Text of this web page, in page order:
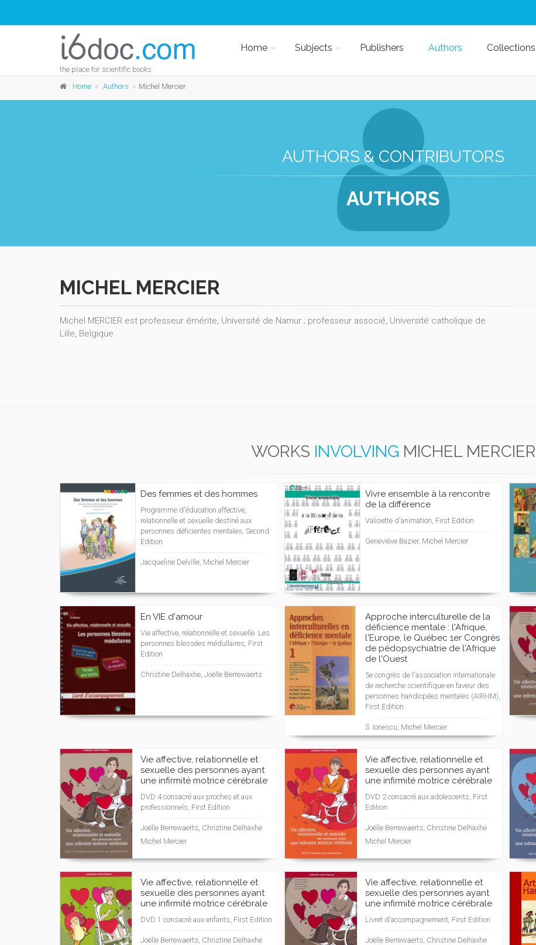
the place for scientific books
Home Subjects Publishers Authors Collections
Home Authors Michel Mercier
AUTHORS & CONTRIBUTORS
AUTHORS
MICHEL MERCIER
Michel MERCIER est professeur émérite, Université de Namur ; professeur associé, Université catholique de
Lille, Belgique.
WORKS INVOLVING MICHEL MERCIER
Des femmes et des hommes
Programme d'éducation affective,
relationnelle et sexuelle destiné aux
personnes déficientes mentales, Second
Edition
Jacqueline Delville, Michel Mercier
Vivre ensemble à la rencontre
de la différence
Valisette d'animation, First Edition
Geneviève Bazier, Michel Mercier
En VIE d'amour
Vie affective, relationnelle et sexuelle. Les
personnes blessées médullaires, First
Edition
Christine Delhaxhe, Joëlle Berrewaerts
Approche interculturelle de la
déficience mentale : l'Afrique,
l'Europe, le Québec 1er Congrès
de pédopsychiatrie de l'Afrique
de l'Ouest
5e congrès de l'association internationale
de recherche scientifique en faveur des
personnes handicpées mentales (AIRHM),
First Edition
S. Ionescu, Michel Mercier
Vie affective, relationnelle et
sexuelle des personnes ayant
une infirmité motrice cérébrale
DVD 4 consacré aux proches et aux
professionnels, First Edition
Joëlle Berrewaerts, Christine Delhaxhe
Michel Mercier
Vie affective, relationnelle et
sexuelle des personnes ayant
une infirmité motrice cérébrale
DVD 2 consacré aux adolescents, First
Edition
Joëlle Berrewaerts, Christine Delhaxhe
Michel Mercier
Vie affective, relationnelle et
sexuelle des personnes ayant
une infirmité motrice cérébrale
DVD 1 consacré aux enfants, First Edition
Joëlle Berrewaerts, Christine Delhaxhe
Vie affective, relationnelle et
sexuelle des personnes ayant
une infirmité motrice cérébrale
Livret d'accompagnement, First Edition
Joëlle Berrewaerts, Christine Delhaxhe